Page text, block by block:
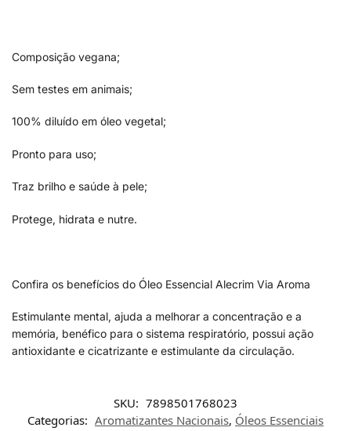
Composição vegana;
Sem testes em animais;
100% diluído em óleo vegetal;
Pronto para uso;
Traz brilho e saúde à pele;
Protege, hidrata e nutre.
Confira os benefícios do Óleo Essencial Alecrim Via Aroma
Estimulante mental, ajuda a melhorar a concentração e a
memória, benéfico para o sistema respiratório, possui ação
antioxidante e cicatrizante e estimulante da circulação.
SKU: 7898501768023
Categorias: Aromatizantes Nacionais, Óleos Essenciais